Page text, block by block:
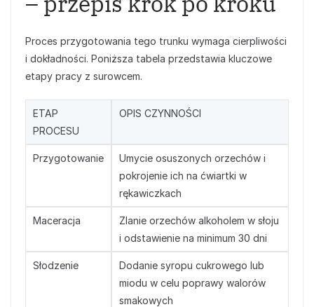
Proces przygotowania tego trunku wymaga cierpliwości
i dokładności. Poniższa tabela przedstawia kluczowe
etapy pracy z surowcem.
ETAP
PROCESU
OPIS CZYNNOŚCI
Przygotowanie
Umycie osuszonych orzechów i
pokrojenie ich na ćwiartki w
rękawiczkach
Maceracja
Zlanie orzechów alkoholem w słoju
i odstawienie na minimum 30 dni
Słodzenie
Dodanie syropu cukrowego lub
miodu w celu poprawy walorów
smakowych